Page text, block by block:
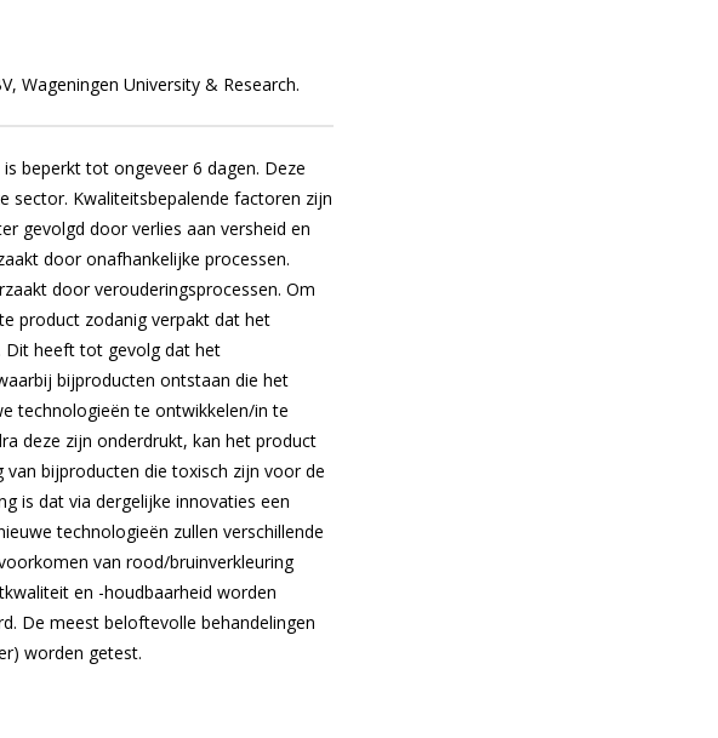
Wageningen University & Research.
beperkt tot ongeveer 6 dagen. Deze
sector. Kwaliteitsbepalende factoren zijn
gevolgd door verlies aan versheid en
door onafhankelijke processen.
door verouderingsprocessen. Om
product zodanig verpakt dat het
Dit heeft tot gevolg dat het
bijproducten ontstaan die het
technologieën te ontwikkelen/in te
deze zijn onderdrukt, kan het product
bijproducten die toxisch zijn voor de
is dat via dergelijke innovaties een
technologieën zullen verschillende
van rood/bruinverkleuring
en -houdbaarheid worden
De meest beloftevolle behandelingen
worden getest.